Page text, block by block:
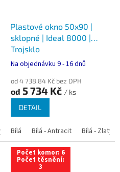
dub Bílá - Tmavý dub Bílá -
Plastové okno 50x90 |
sklopné | Ideal 8000 |
Trojsklo
Na objednávku 9 - 16 dnů
od 4 738,84 Kč bez DPH
od 5 734 Kč / ks
DETAIL
Bílá Bílá - Antracit Bílá - Zlatý
Počet komor: 6
Počet těsnění:
3